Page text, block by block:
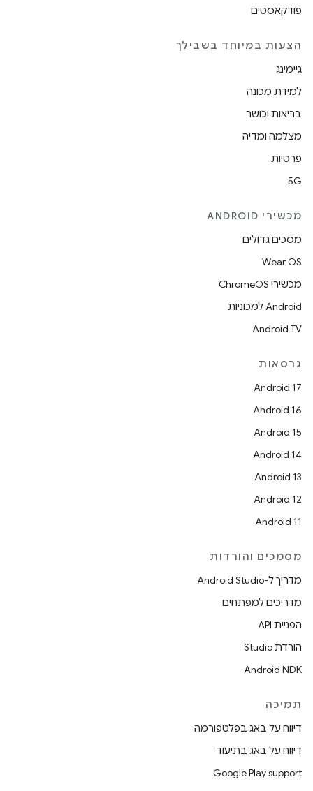
פודקאסטים
הצעות במיוחד בשבילך
גיימינג
למידת מכונה
בריאות וכושר
מצלמה ומדיה
פרטיות
5G
מכשירי ANDROID
מסכים גדולים
Wear OS
מכשירי ChromeOS
Android למכוניות
Android TV
גרסאות
Android 17
Android 16
Android 15
Android 14
Android 13
Android 12
Android 11
מסמכים והורדות
מדריך ל-Android Studio
מדריכים למפתחים
הפניית API
הורדת Studio
Android NDK
תמיכה
דיווח על באג בפלטפורמה
דיווח על באג בתיעוד
Google Play support